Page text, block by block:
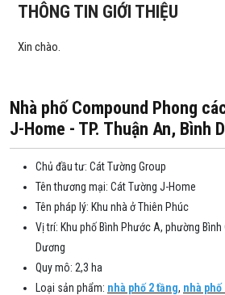
THÔNG TIN GIỚI THIỆU
Xin chào.
Nhà phố Compound Phong
J-Home - TP. Thuận An, Bình
Chủ đầu tư: Cát Tường Group
Tên thương mại: Cát Tường J-Home
Tên pháp lý: Khu nhà ở Thiên Phúc
Vị trí: Khu phố Bình Phước A, phường Bình
Dương
Quy mô: 2,3 ha
Loại sản phẩm: nhà phố 2 tầng, nhà phố